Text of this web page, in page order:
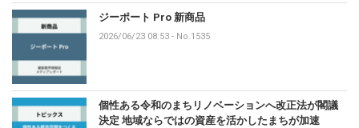
ジーポート Pro 新商品
2026/06/23 08:53 - No.1535
個性ある令和のまちリノベーションへ改正法が閣議
決定 地域ならではの資産を活かしたまちが加速